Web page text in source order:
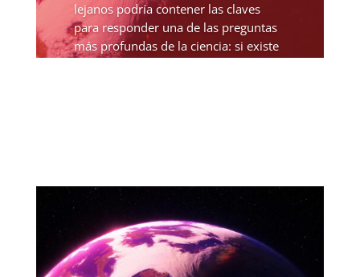
lejanos podría contener las claves
para responder una de las preguntas
más profundas de la ciencia: si existe